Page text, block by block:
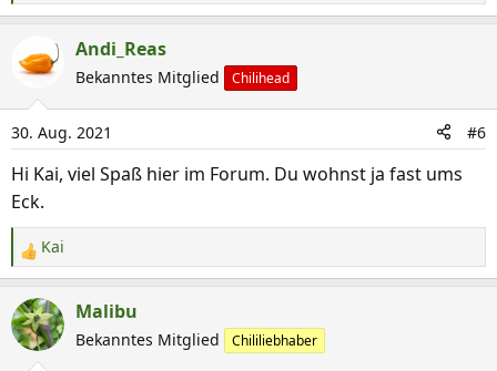
e
k
i
o
n
n
Andi_Reas
Bekanntes Mitglied Chilihead
30. Aug. 2021 #6
Hi Kai, viel Spaß hier im Forum. Du wohnst ja fast ums
Eck.
R
e
a
k
t
Kai
Malibu
Bekanntes Mitglied Chililiebhaber